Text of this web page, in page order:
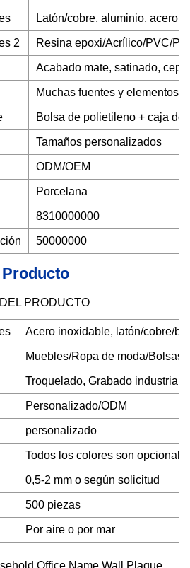
Latón/cobre, aluminio, acero
2 Resina epoxi/Acrílico/PVC/
Acabado mate, satinado,
Muchas fuentes y elementos
Bolsa de polietileno + caja de
Tamaños personalizados
ODM/OEM
Porcelana
8310000000
50000000
PRODUCTO
Acero inoxidable, latón/cobre/
Muebles/Ropa de moda/
Troquelado, Grabado industrial,
Personalizado/ODM
personalizado
Todos los colores son
0,5-2 mm o según solicitud
500 piezas
Por aire o por mar